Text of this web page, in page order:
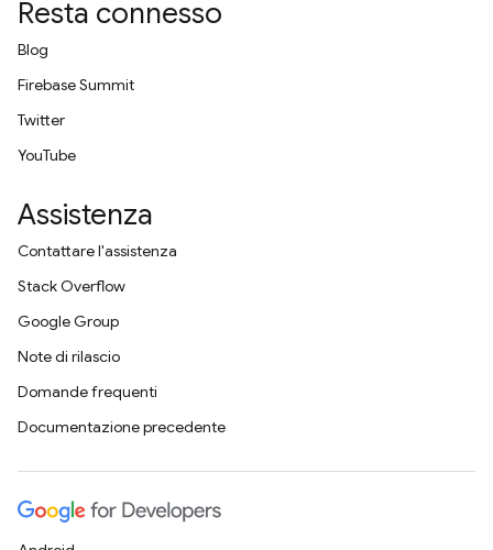
Resta connesso
Blog
Firebase Summit
Twitter
YouTube
Assistenza
Contattare l'assistenza
Stack Overflow
Google Group
Note di rilascio
Domande frequenti
Documentazione precedente